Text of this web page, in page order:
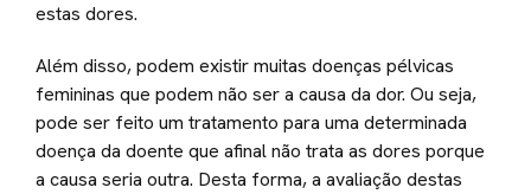
estas dores.
Além disso, podem existir muitas doenças pélvicas
femininas que podem não ser a causa da dor. Ou seja,
pode ser feito um tratamento para uma determinada
doença da doente que afinal não trata as dores porque
a causa seria outra. Desta forma, a avaliação destas